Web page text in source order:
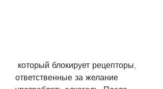
ответственные за желание